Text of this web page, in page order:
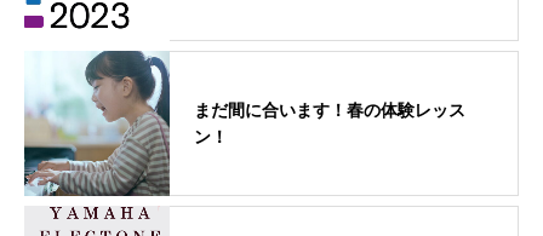
まだ間に合います！春の体験レッス
ン！